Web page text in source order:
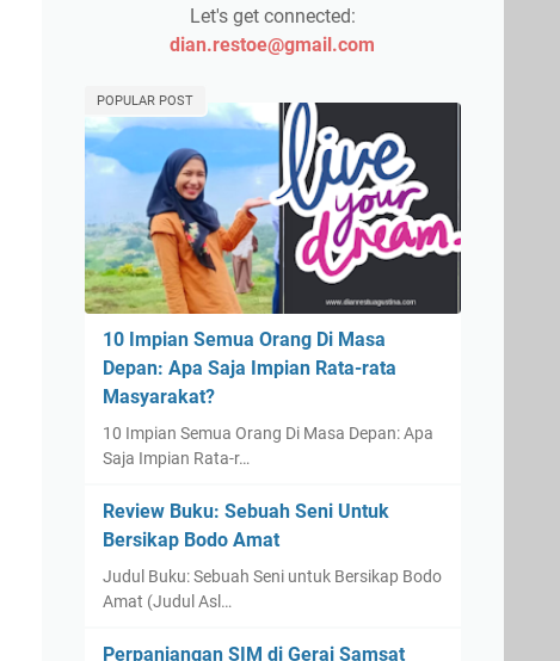
Let's get connected:
dian.restoe@gmail.com
POPULAR POST
10 Impian Semua Orang Di Masa
Depan: Apa Saja Impian Rata-rata
Masyarakat?
10 Impian Semua Orang Di Masa Depan: Apa
Saja Impian Rata-r…
Review Buku: Sebuah Seni Untuk
Bersikap Bodo Amat
Judul Buku: Sebuah Seni untuk Bersikap Bodo
Amat (Judul Asl…
Perpanjangan SIM di Gerai Samsat